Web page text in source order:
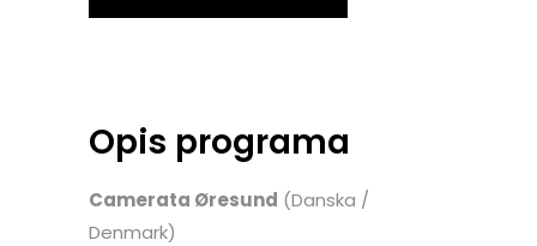
Opis programa
Camerata Øresund (Danska /
Denmark)